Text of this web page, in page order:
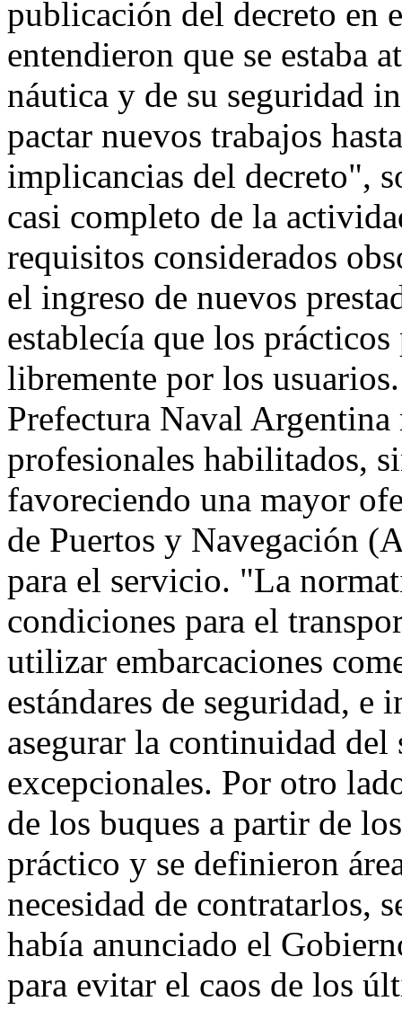
publicación del decreto en
entendieron que se estaba
náutica y de su seguridad
pactar nuevos trabajos
implicancias del decreto",
casi completo de la
requisitos considerados
el ingreso de nuevos
establecía que los
libremente por los
Prefectura Naval
profesionales habilitados,
favoreciendo una mayor
de Puertos y Navegación
para el servicio. "La
condiciones para el
utilizar embarcaciones
estándares de seguridad, e
asegurar la continuidad
excepcionales. Por otro
de los buques a partir de
práctico y se definieron
necesidad de contratarlos,
había anunciado el
para evitar el caos de los